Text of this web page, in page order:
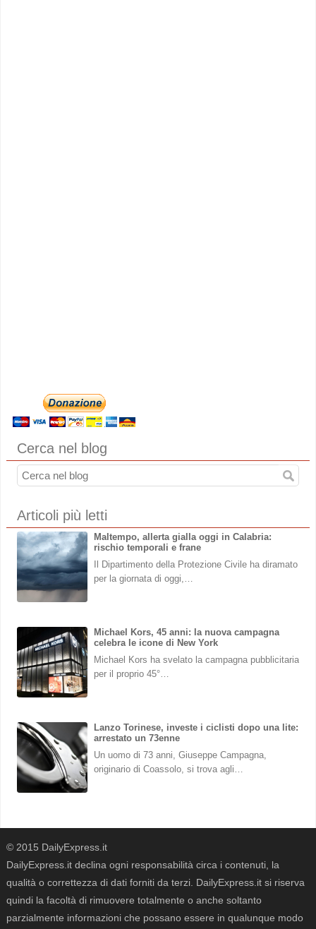
Cerca nel blog
Articoli più letti
Maltempo, allerta gialla oggi in Calabria:
rischio temporali e frane
Il Dipartimento della Protezione Civile ha diramato
per la giornata di oggi,…
Michael Kors, 45 anni: la nuova campagna
celebra le icone di New York
Michael Kors ha svelato la campagna pubblicitaria
per il proprio 45°…
Lanzo Torinese, investe i ciclisti dopo una lite:
arrestato un 73enne
Un uomo di 73 anni, Giuseppe Campagna,
originario di Coassolo, si trova agli…
© 2015 DailyExpress.it
DailyExpress.it declina ogni responsabilità circa i contenuti, la
qualità o correttezza di dati forniti da terzi. DailyExpress.it si riserva
quindi la facoltà di rimuovere totalmente o anche soltanto
parzialmente informazioni che possano essere in qualunque modo